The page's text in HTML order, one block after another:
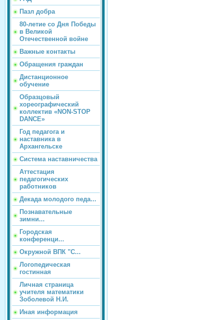
Пазл добра
80-летие со Дня Победы
в Великой
Отечественной войне
Важные контакты
Обращения граждан
Дистанционное
обучение
Образцовый
хореографический
коллектив «NON-STOP
DANCE»
Год педагога и
наставника в
Архангельске
Система наставничества
Аттестация
педагогических
работников
Декада молодого педа...
Познавательные
зимни...
Городская
конференци...
Окружной ВПК "С...
Логопедическая
гостинная
Личная страница
учителя математики
Зоболевой Н.И.
Иная информация